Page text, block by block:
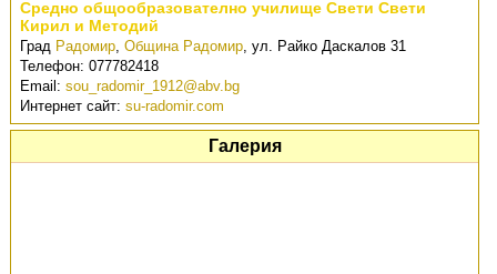
Средно общообразователно училище Свети Свети
Кирил и Методий
Град Радомир,Община Радомир,ул. Райко Даскалов 31
Телефон:077782418
Email:sou_radomir_1912@abv.bg
Интернет сайт:su-radomir.com
Галерия